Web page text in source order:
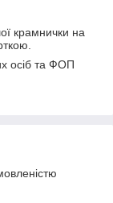
крамнички на
осіб та ФОП